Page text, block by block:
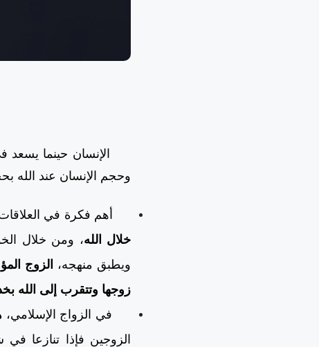
الإنسان حينما يسعد
وحجم الإنسان عند الله
أهم فكرة في العلاقات
خلال الله، ومن خلال
ويطبق منهجه،
الزوج
زوجها وتتقرب إلى الله
في الزواج الإسلامي،
الزوجين فإذا تنازعا